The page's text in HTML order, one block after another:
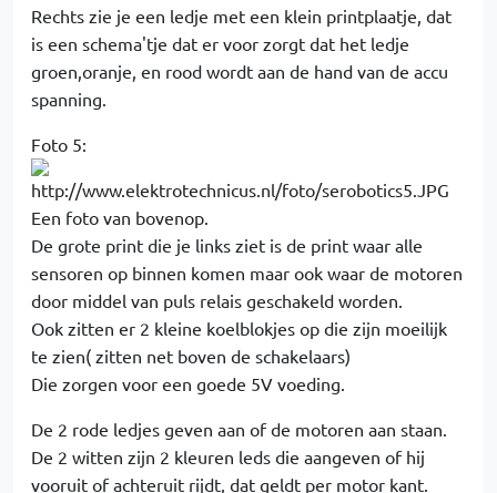
Rechts zie je een ledje met een klein printplaatje, dat
is een schema'tje dat er voor zorgt dat het ledje
groen,oranje, en rood wordt aan de hand van de accu
spanning.
Foto 5:
Een foto van bovenop.
De grote print die je links ziet is de print waar alle
sensoren op binnen komen maar ook waar de motoren
door middel van puls relais geschakeld worden.
Ook zitten er 2 kleine koelblokjes op die zijn moeilijk
te zien( zitten net boven de schakelaars)
Die zorgen voor een goede 5V voeding.
De 2 rode ledjes geven aan of de motoren aan staan.
De 2 witten zijn 2 kleuren leds die aangeven of hij
vooruit of achteruit rijdt, dat geldt per motor kant.